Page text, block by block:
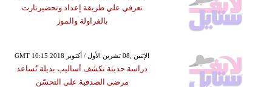
تعرفي علي طريقة إعداد وتحضيرتارت
بالفراولة والموز
GMT 10:15 2018 الإثنين ,08 تشرين الأول / أكتوبر
دراسة حديثة تكشف أساليب بديلة تُساعد
مرضى الصدفية على التحسّن